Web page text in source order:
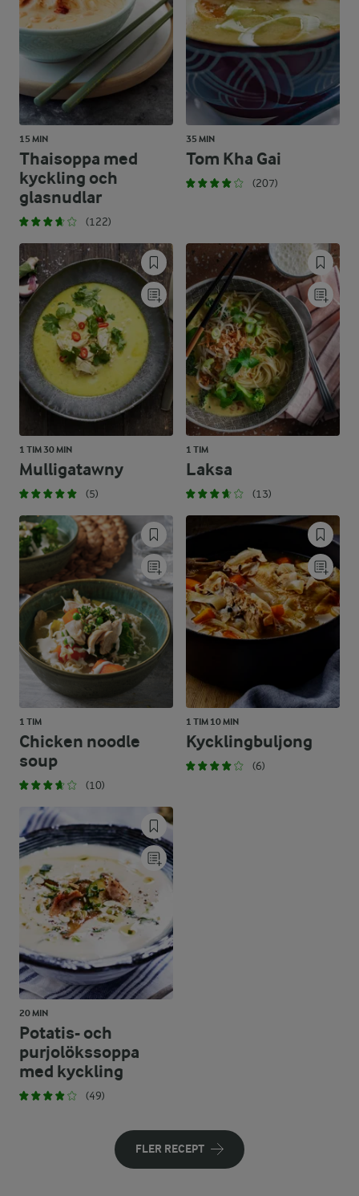
15 MIN
Thaisoppa med
kyckling och
glasnudlar
(122)
35 MIN
Tom Kha Gai
(207)
1 TIM 30 MIN
Mulligatawny
(5)
1 TIM
Laksa
(13)
1 TIM
Chicken noodle
soup
(10)
1 TIM 10 MIN
Kycklingbuljong
(6)
20 MIN
Potatis- och
purjolökssoppa
med kyckling
(49)
FLER RECEPT